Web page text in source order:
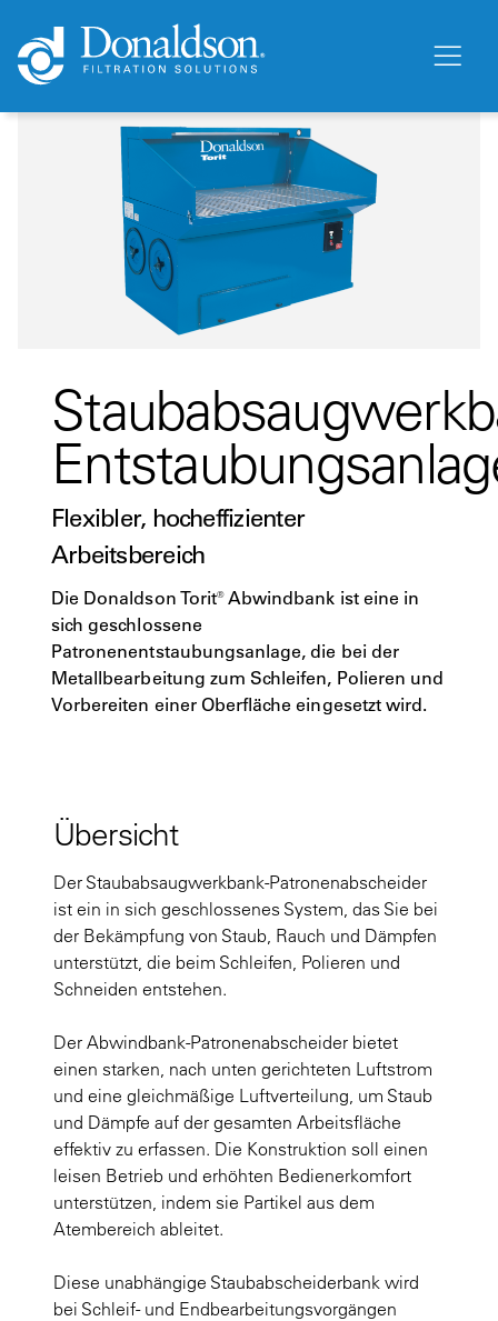
Flexibler, hocheffizienter
Arbeitsbereich
Die Donaldson Torit® Abwindbank​ ist eine in
sich geschlossene
Patronenentstaubungsanlage, die bei der
Metallbearbeitung zum Schleifen, Polieren und
Vorbereiten einer Oberfläche eingesetzt wird.
Übersicht
Der Staubabsaugwerkbank-Patronenabscheider
ist ein in sich geschlossenes System, das Sie bei
der Bekämpfung von Staub, Rauch und Dämpfen
unterstützt, die beim Schleifen, Polieren und
Schneiden entstehen.
Der Abwindbank-Patronenabscheider bietet
einen starken, nach unten gerichteten Luftstrom
und eine gleichmäßige Luftverteilung, um Staub
und Dämpfe auf der gesamten Arbeitsfläche
effektiv zu erfassen. Die Konstruktion soll einen
leisen Betrieb und erhöhten Bedienerkomfort
unterstützen, indem sie Partikel aus dem
Atembereich ableitet.
Diese unabhängige Staubabscheiderbank wird
bei Schleif- und Endbearbeitungsvorgängen